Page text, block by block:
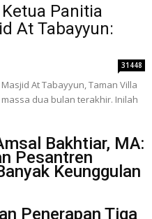
Panitia
At Tabayyun:
31448
At Tabayyun, Taman Villa
dua bulan terakhir. Inilah
Bakhtiar, MA:
Pesantren
Keunggulan
Penerapan Tiga